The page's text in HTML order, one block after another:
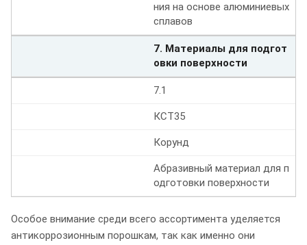
ния на основе алюминиевых
сплавов
7. Материалы для подгот
овки поверхности
7.1
КСТ35
Корунд
Абразивный материал для п
одготовки поверхности
Особое внимание среди всего ассортимента уделяется
антикоррозионным порошкам, так как именно они